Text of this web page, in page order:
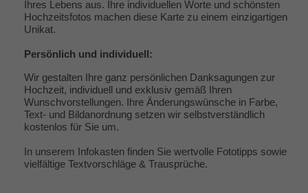
Ihres Lebens aus. Ihre individuellen Worte und schönsten
Hochzeitsfotos machen diese Karte zu einem einzigartigen
Unikat.
Persönlich und individuell:
Wir gestalten Ihre ganz persönlichen Danksagungen zur
Hochzeit, individuell und exklusiv gemäß Ihren
Wunschvorstellungen. Ihre Änderungswünsche in Farbe,
Text- und Bildanordnung setzen wir selbstverständlich
kostenlos für Sie um.
In unserem Infokasten finden Sie wertvolle Fototipps sowie
vielfältige Textvorschläge & Trausprüche.